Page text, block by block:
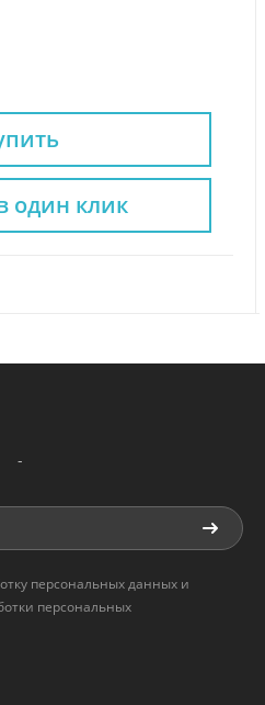
один клик
-
персональных данных и
персональных